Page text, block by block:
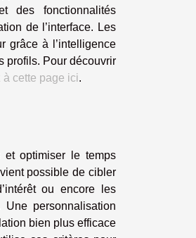
des fonctionnalités
de l’interface. Les
grâce à l’intelligence
profils. Pour découvrir
à cette page ici.
et optimiser le temps
possible de cibler
ou encore les
personnalisation
bien plus efficace